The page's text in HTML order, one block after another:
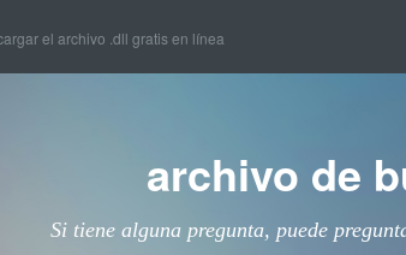
el archivo .dll gratis en línea
archivo de
Si tiene alguna pregunta, puede